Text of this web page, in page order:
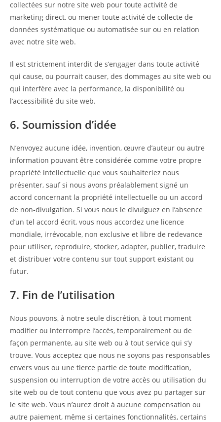
collectées sur notre site web pour toute activité de
marketing direct, ou mener toute activité de collecte de
données systématique ou automatisée sur ou en relation
avec notre site web.
Il est strictement interdit de s’engager dans toute activité
qui cause, ou pourrait causer, des dommages au site web ou
qui interfère avec la performance, la disponibilité ou
l’accessibilité du site web.
6. Soumission d’idée
N’envoyez aucune idée, invention, œuvre d’auteur ou autre
information pouvant être considérée comme votre propre
propriété intellectuelle que vous souhaiteriez nous
présenter, sauf si nous avons préalablement signé un
accord concernant la propriété intellectuelle ou un accord
de non-divulgation. Si vous nous le divulguez en l’absence
d’un tel accord écrit, vous nous accordez une licence
mondiale, irrévocable, non exclusive et libre de redevance
pour utiliser, reproduire, stocker, adapter, publier, traduire
et distribuer votre contenu sur tout support existant ou
futur.
7. Fin de l’utilisation
Nous pouvons, à notre seule discrétion, à tout moment
modifier ou interrompre l’accès, temporairement ou de
façon permanente, au site web ou à tout service qui s’y
trouve. Vous acceptez que nous ne soyons pas responsables
envers vous ou une tierce partie de toute modification,
suspension ou interruption de votre accès ou utilisation du
site web ou de tout contenu que vous avez pu partager sur
le site web. Vous n’aurez droit à aucune compensation ou
autre paiement, même si certaines fonctionnalités, certains